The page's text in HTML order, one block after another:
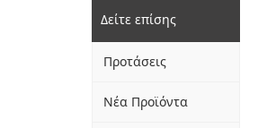
Δείτε επίσης
Προτάσεις
Νέα Προϊόντα